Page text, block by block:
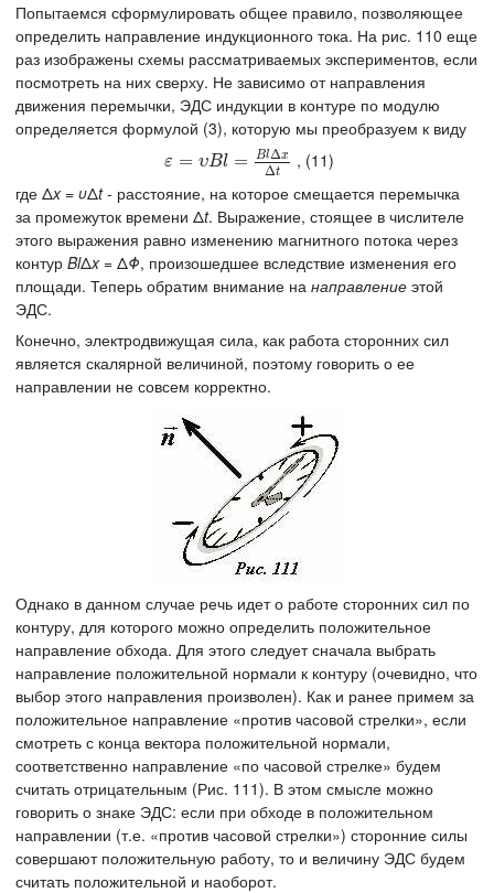
Попытаемся сформулировать общее правило, позволяющее
определить направление индукционного тока. На рис. 110 еще
раз изображены схемы рассматриваемых экспериментов, если
посмотреть на них сверху. Не зависимо от направления
движения перемычки, ЭДС индукции в контуре по модулю
определяется формулой (3), которую мы преобразуем к виду
ε = υBl = BlΔx
Δt
ε =υ Bl=BlΔxΔt
, (11)
где Δx= υΔt- расстояние, на которое смещается перемычка
за промежуток времени Δt. Выражение, стоящее в числителе
этого выражения равно изменению магнитного потока через
контур BlΔx= ΔΦ, произошедшее вследствие изменения его
площади. Теперь обратим внимание на направление этой
ЭДС.
Конечно, электродвижущая сила, как работа сторонних сил
является скалярной величиной, поэтому говорить о ее
направлении не совсем корректно.
Однако в данном случае речь идет о работе сторонних сил по
контуру, для которого можно определить положительное
направление обхода. Для этого следует сначала выбрать
направление положительной нормали к контуру (очевидно, что
выбор этого направления произволен). Как и ранее примем за
положительное направление «против часовой стрелки», если
смотреть с конца вектора положительной нормали,
соответственно направление «по часовой стрелке» будем
считать отрицательным (Рис. 111). В этом смысле можно
говорить о знаке ЭДС: если при обходе в положительном
направлении (т.е. «против часовой стрелки») сторонние силы
совершают положительную работу, то и величину ЭДС будем
считать положительной и наоборот.